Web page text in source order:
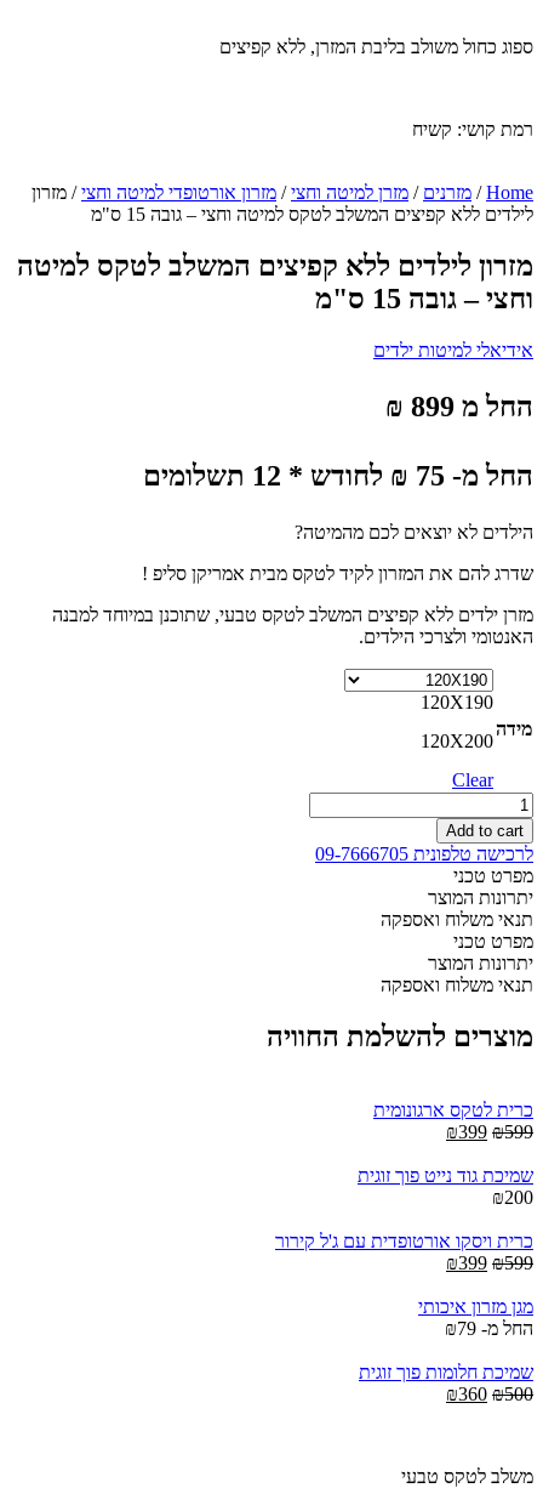
ספוג כחול משולב בליבת המזרן, ללא קפיצים
רמת קושי: קשיח
Home
/ מזרנים / מזרן למיטה וחצי/ מזרון אורטופדי למיטה וחצי/ מזרון
לילדים ללא קפיצים המשלב לטקס למיטה וחצי – גובה 15 ס"מ
מזרון לילדים ללא קפיצים המשלב לטקס למיטה
וחצי – גובה 15 ס"מ
אידיאלי למיטות ילדים
החל מ 899 ₪
החל מ- 75 ₪ לחודש * 12 תשלומים
הילדים לא יוצאים לכם מהמיטה?
שדרג להם את המזרון לקיד לטקס מבית אמריקן סליפ !
מזרן ילדים ללא קפיצים המשלב לטקס טבעי, שתוכנן במיוחד למבנה
האנטומי ולצרכי הילדים.
מידה
120X190
120X200
Clear
מזרון
לילדים
ללא
קפיצים
המשלב
לטקס
למיטה
וחצי
-
גובה
ס"מ
Add to cart
לרכישה טלפונית 09-7666705
מפרט טכני
יתרונות המוצר
תנאי משלוח ואספקה
מפרט טכני
יתרונות המוצר
תנאי משלוח ואספקה
מוצרים להשלמת החוויה
כרית לטקס ארגונומית
₪599
Original
was:
₪399
is:
שמיכת גוד נייט פוך זוגית
₪200
כרית ויסקו אורטופדית עם ג'ל קירור
₪599
Original
was:
₪599.
₪399
is:
₪399.
מגן מזרון איכותי
החל מ-
₪79
שמיכת חלומות פוך זוגית
₪500
Original
₪360
משלב לטקס טבעי